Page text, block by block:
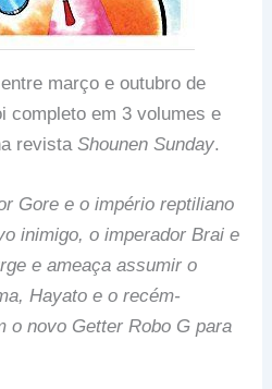
março e outubro de
completo em 3 volumes e
revistaShounen Sunday.
Gore e o império reptiliano
inimigo, o imperador Brai e
e ameaça assumir o
Hayato e o recém-
o novo Getter Robo G para